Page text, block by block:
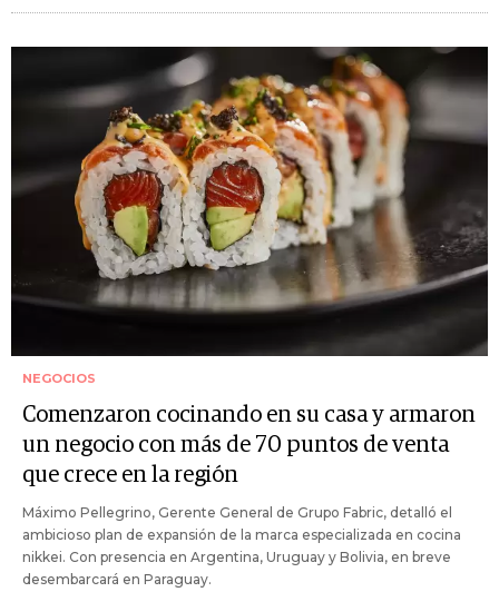
NEGOCIOS
Comenzaron cocinando en su casa y armaron
un negocio con más de 70 puntos de venta
que crece en la región
Máximo Pellegrino, Gerente General de Grupo Fabric, detalló el
ambicioso plan de expansión de la marca especializada en cocina
nikkei. Con presencia en Argentina, Uruguay y Bolivia, en breve
desembarcará en Paraguay.